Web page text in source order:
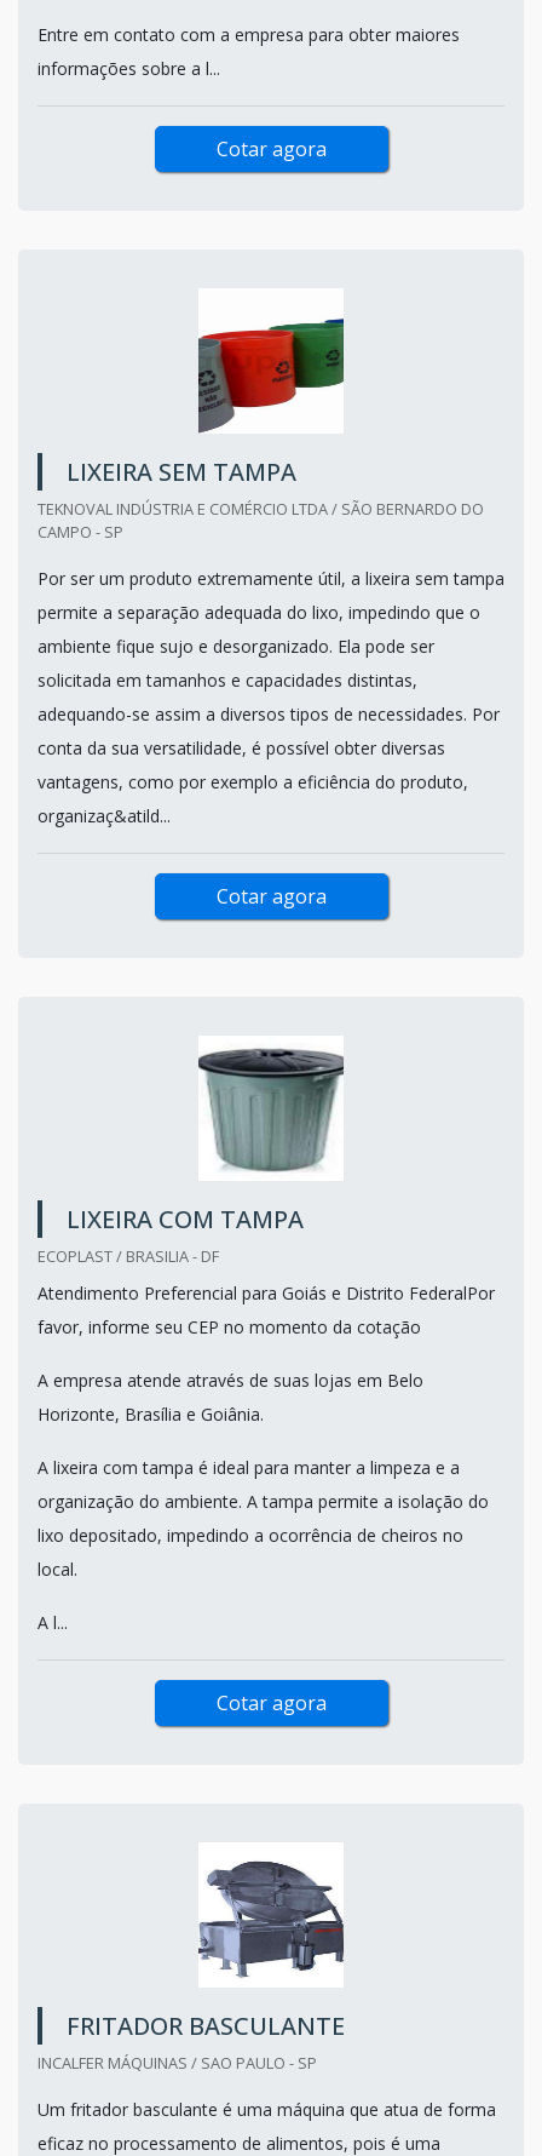
Entre em contato com a empresa para obter maiores
informações sobre a l...
Cotar agora
LIXEIRA SEM TAMPA
TEKNOVAL INDÚSTRIA E COMÉRCIO LTDA / SÃO BERNARDO DO
CAMPO - SP
Por ser um produto extremamente útil, a lixeira sem tampa
permite a separação adequada do lixo, impedindo que o
ambiente fique sujo e desorganizado. Ela pode ser
solicitada em tamanhos e capacidades distintas,
adequando-se assim a diversos tipos de necessidades. Por
conta da sua versatilidade, é possível obter diversas
vantagens, como por exemplo a eficiência do produto,
organizaç&atild...
Cotar agora
LIXEIRA COM TAMPA
ECOPLAST / BRASILIA - DF
Atendimento Preferencial para Goiás e Distrito FederalPor
favor, informe seu CEP no momento da cotação
A empresa atende através de suas lojas em Belo
Horizonte, Brasília e Goiânia.
A lixeira com tampa é ideal para manter a limpeza e a
organização do ambiente. A tampa permite a isolação do
lixo depositado, impedindo a ocorrência de cheiros no
local.
A l...
Cotar agora
FRITADOR BASCULANTE
INCALFER MÁQUINAS / SAO PAULO - SP
Um fritador basculante é uma máquina que atua de forma
eficaz no processamento de alimentos, pois é uma